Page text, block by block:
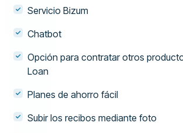
Servicio Bizum
Chatbot
Opción para contratar otros
Loan
Planes de ahorro fácil
Subir los recibos mediante foto